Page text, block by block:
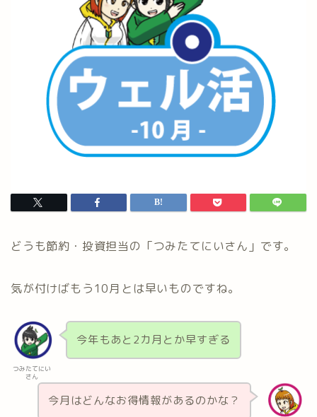
どうも節約・投資担当の「つみたてにいさん」です。
気が付けばもう10月とは早いものですね。
つみたてにい
さん
今年もあと2カ月とか早すぎる
今月はどんなお得情報があるのかな？